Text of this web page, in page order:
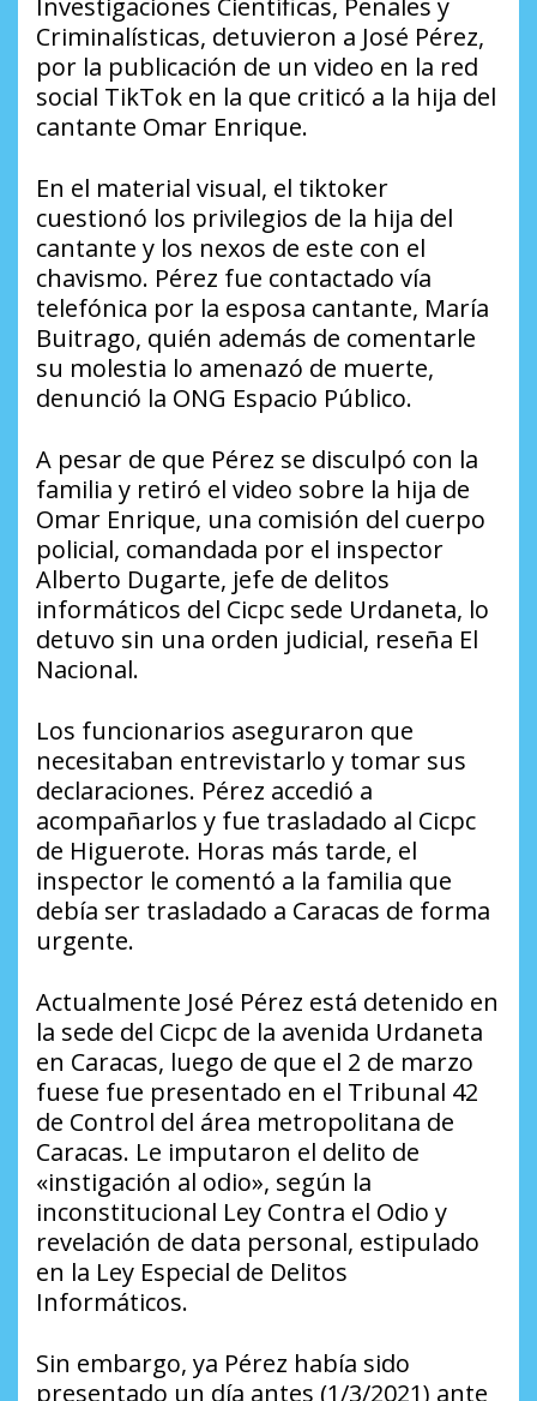
Investigaciones Científicas, Penales y
Criminalísticas, detuvieron a José Pérez,
por la publicación de un video en la red
social TikTok en la que criticó a la hija del
cantante Omar Enrique.
En el material visual, el tiktoker
cuestionó los privilegios de la hija del
cantante y los nexos de este con el
chavismo. Pérez fue contactado vía
telefónica por la esposa cantante, María
Buitrago, quién además de comentarle
su molestia lo amenazó de muerte,
denunció la ONG Espacio Público.
A pesar de que Pérez se disculpó con la
familia y retiró el video sobre la hija de
Omar Enrique, una comisión del cuerpo
policial, comandada por el inspector
Alberto Dugarte, jefe de delitos
informáticos del Cicpc sede Urdaneta, lo
detuvo sin una orden judicial, reseña El
Nacional.
Los funcionarios aseguraron que
necesitaban entrevistarlo y tomar sus
declaraciones. Pérez accedió a
acompañarlos y fue trasladado al Cicpc
de Higuerote. Horas más tarde, el
inspector le comentó a la familia que
debía ser trasladado a Caracas de forma
urgente.
Actualmente José Pérez está detenido en
la sede del Cicpc de la avenida Urdaneta
en Caracas, luego de que el 2 de marzo
fuese fue presentado en el Tribunal 42
de Control del área metropolitana de
Caracas. Le imputaron el delito de
«instigación al odio», según la
inconstitucional Ley Contra el Odio y
revelación de data personal, estipulado
en la Ley Especial de Delitos
Informáticos.
Sin embargo, ya Pérez había sido
presentado un día antes (1/3/2021) ante